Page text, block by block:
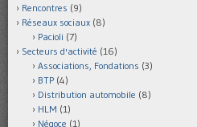
Rencontres (9)
Réseaux sociaux (8)
Pacioli (7)
Secteurs d'activité (16)
Associations, Fondations (3)
BTP (4)
Distribution automobile (8)
HLM (1)
Négoce (1)